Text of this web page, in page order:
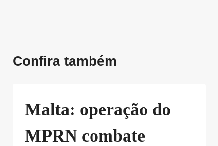
Confira também
Malta: operação do
MPRN combate